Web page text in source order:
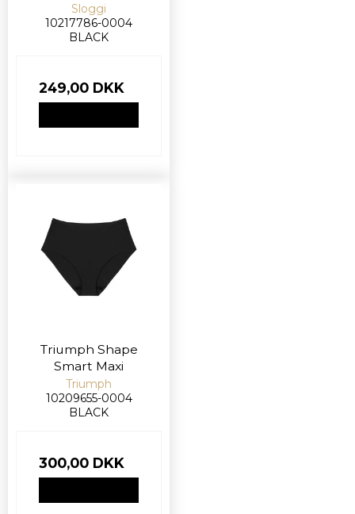
Sloggi
10217786-0004
BLACK
249,00 DKK
Triumph Shape
Smart Maxi
Triumph
10209655-0004
BLACK
300,00 DKK